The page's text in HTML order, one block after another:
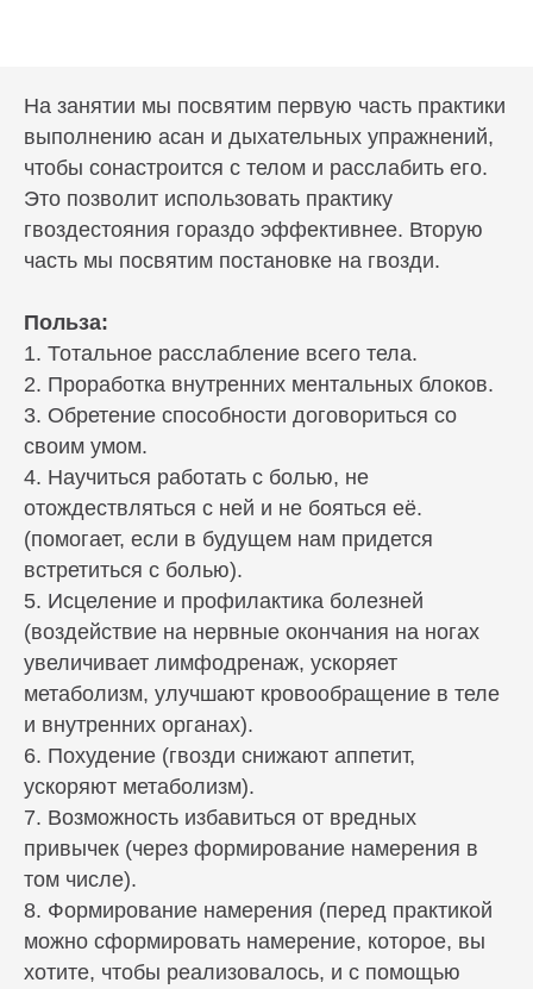
На занятии мы посвятим первую часть практики
выполнению асан и дыхательных упражнений,
чтобы сонастроится с телом и расслабить его.
Это позволит использовать практику
гвоздестояния гораздо эффективнее. Вторую
часть мы посвятим постановке на гвозди.
Польза:
1. Тотальное расслабление всего тела.
2. Проработка внутренних ментальных блоков.
3. Обретение способности договориться со
своим умом.
4. Научиться работать с болью, не
отождествляться с ней и не бояться её.
(помогает, если в будущем нам придется
встретиться с болью).
5. Исцеление и профилактика болезней
(воздействие на нервные окончания на ногах
увеличивает лимфодренаж, ускоряет
метаболизм, улучшают кровообращение в теле
и внутренних органах).
6. Похудение (гвозди снижают аппетит,
ускоряют метаболизм).
7. Возможность избавиться от вредных
привычек (через формирование намерения в
том числе).
8. Формирование намерения (перед практикой
можно сформировать намерение, которое, вы
хотите, чтобы реализовалось, и с помощью